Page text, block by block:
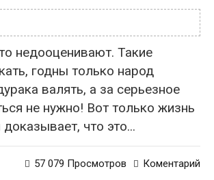
недооценивают. Такие
годны только народ
валять, а за серьезное
не нужно! Вот только жизнь
что это...
Коментарий
57 079 Просмотров